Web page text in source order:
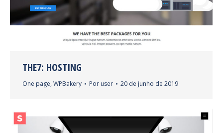
THE7: HOSTING
One page, WPBakery Por user 20 de junho de 2019